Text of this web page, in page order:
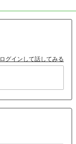
ログインして話してみる